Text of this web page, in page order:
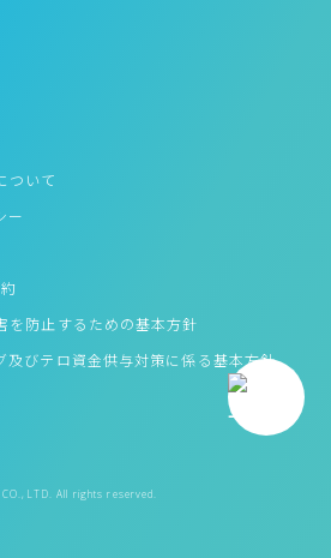
ついて
ー
を防止するための基本方針
及びテロ資金供与対策に係る基本方針
All rights reserved.